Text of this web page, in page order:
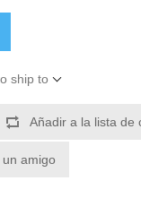
ship to